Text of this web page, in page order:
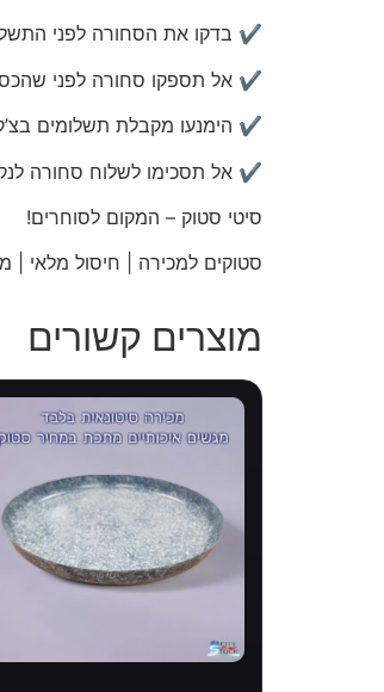
✔️ בדקו את הסחורה לפני
✔️ אל תספקו סחורה לפני
✔️ הימנעו מקבלת תשלומים
✔️ אל תסכימו לשלוח סחורה
סיטי סטוק – המקום לסוחרים!
סטוקים למכירה | חיסול מלאי |
מוצרים קשורים